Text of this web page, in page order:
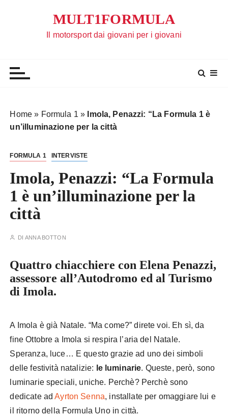
MULT1FORMULA
Il motorsport dai giovani per i giovani
Home » Formula 1 » Imola, Penazzi: “La Formula 1 è
un’illuminazione per la città
FORMULA 1 INTERVISTE
Imola, Penazzi: “La Formula
1 è un’illuminazione per la
città
DIANNA BOTTON
Quattro chiacchiere con Elena Penazzi,
assessore all’Autodromo ed al Turismo
di Imola.
A Imola è già Natale. “Ma come?” direte voi. Eh sì, da
fine Ottobre a Imola si respira l’aria del Natale.
Speranza, luce… E questo grazie ad uno dei simboli
delle festività natalizie: le luminarie. Queste, però, sono
luminarie speciali, uniche. Perchè? Perchè sono
dedicate adAyrton Senna, installate per omaggiare lui e
il ritorno della Formula Uno in città.